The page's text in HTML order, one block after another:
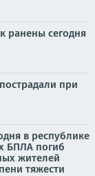
ранены сегодня
при
в республике
БПЛА погиб
жителей
тяжести